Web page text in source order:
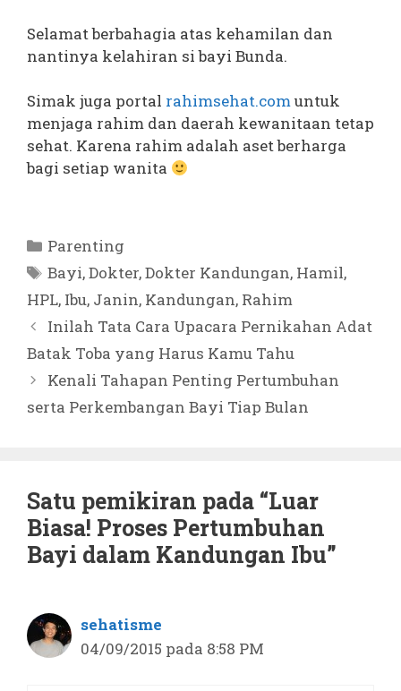
Selamat berbahagia atas kehamilan dan
nantinya kelahiran si bayi Bunda.
Simak juga portal rahimsehat.comuntuk
menjaga rahim dan daerah kewanitaan tetap
sehat. Karena rahim adalah aset berharga
bagi setiap wanita
Kategori
Parenting
Tag
Bayi,Dokter,Dokter Kandungan, Hamil,
HPL, Ibu, Janin, Kandungan, Rahim
Inilah Tata Cara Upacara Pernikahan Adat
Batak Toba yang Harus Kamu Tahu
Kenali Tahapan Penting Pertumbuhan
serta Perkembangan Bayi Tiap Bulan
Satu pemikiran pada “Luar
Biasa! Proses Pertumbuhan
Bayi dalam Kandungan Ibu”
sehatisme
04/09/2015 pada 8:58 PM